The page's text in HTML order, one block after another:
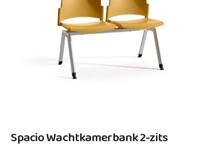
Spacio Wachtkamerbank 2-zits